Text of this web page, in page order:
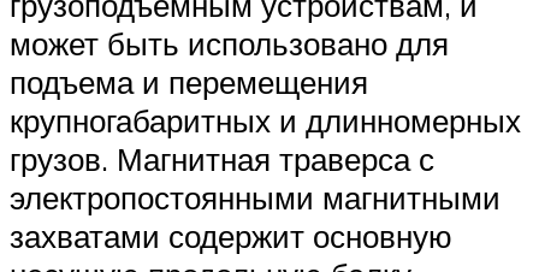
может быть использовано для
подъема и перемещения
крупногабаритных и длинномерных
грузов. Магнитная траверса с
электропостоянными магнитными
захватами содержит основную